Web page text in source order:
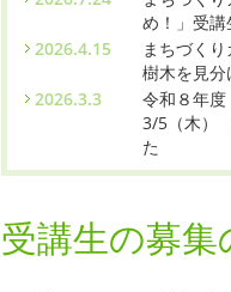
め！」受講
2026.4.15
まちづく
樹木を見
2026.3.3
令和８年
3/5（木）
た
受講生の募